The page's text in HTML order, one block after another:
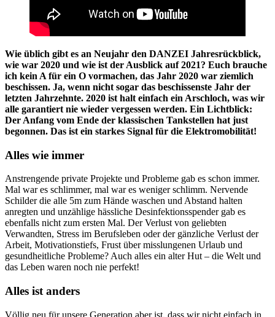
Wie üblich gibt es an Neujahr den DANZEI Jahresrückblick,
wie war 2020 und wie ist der Ausblick auf 2021? Euch brauche
ich kein A für ein O vormachen, das Jahr 2020 war ziemlich
beschissen. Ja, wenn nicht sogar das beschissenste Jahr der
letzten Jahrzehnte. 2020 ist halt einfach ein Arschloch, was wir
alle garantiert nie wieder vergessen werden. Ein Lichtblick:
Der Anfang vom Ende der klassischen Tankstellen hat just
begonnen. Das ist ein starkes Signal für die Elektromobilität!
Alles wie immer
Anstrengende private Projekte und Probleme gab es schon immer.
Mal war es schlimmer, mal war es weniger schlimm. Nervende
Schilder die alle 5m zum Hände waschen und Abstand halten
anregten und unzählige hässliche Desinfektionsspender gab es
ebenfalls nicht zum ersten Mal. Der Verlust von geliebten
Verwandten, Stress im Berufsleben oder der gänzliche Verlust der
Arbeit, Motivationstiefs, Frust über misslungenen Urlaub und
gesundheitliche Probleme? Auch alles ein alter Hut – die Welt und
das Leben waren noch nie perfekt!
Alles ist anders
Völlig neu für unsere Generation aber ist, dass wir nicht einfach in